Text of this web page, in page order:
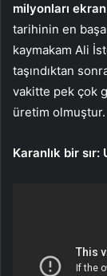
milyonları
tarihinin en
kaymakam Ali
taşındıktan
vakitte pek çok
üretim olmuştur.
Karanlık bir